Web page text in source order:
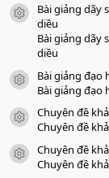
a
icon tài liệu
Bài giảng dãy
diều
Bài giảng dãy
diều
icon tài liệu
Bài giảng đạo
Bài giảng đạo
icon tài liệu
Chuyên đề
Chuyên đề
icon tài liệu
Chuyên đề
Chuyên đề